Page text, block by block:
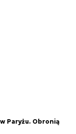
Paryżu. Obronią